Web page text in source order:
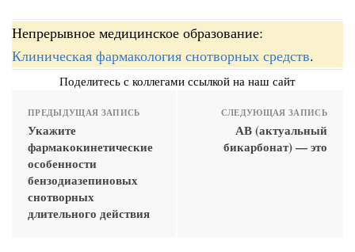
Непрерывное медицинское образование:
Клиническая фармакология снотворных средств.
Поделитесь с коллегами ссылкой на наш сайт
ПРЕДЫДУЩАЯ ЗАПИСЬ
Укажите
фармакокинетические
особенности
бензодиазепиновых
снотворных
длительного действия
СЛЕДУЮЩАЯ ЗАПИСЬ
АВ (актуальный
бикарбонат) — это